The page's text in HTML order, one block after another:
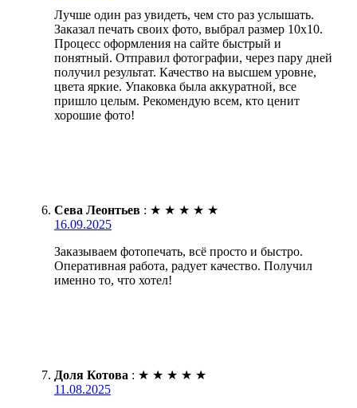
Лучше один раз увидеть, чем сто раз услышать.
Заказал печать своих фото, выбрал размер 10х10.
Процесс оформления на сайте быстрый и
понятный. Отправил фотографии, через пару дней
получил результат. Качество на высшем уровне,
цвета яркие. Упаковка была аккуратной, все
пришло целым. Рекомендую всем, кто ценит
хорошие фото!
Сева Леонтьев : ★ ★ ★ ★ ★
16.09.2025
Заказываем фотопечать, всё просто и быстро.
Оперативная работа, радует качество. Получил
именно то, что хотел!
Доля Котова : ★ ★ ★ ★ ★
11.08.2025